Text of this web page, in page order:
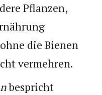
Pflanzen,
die Bienen
vermehren.
bespricht